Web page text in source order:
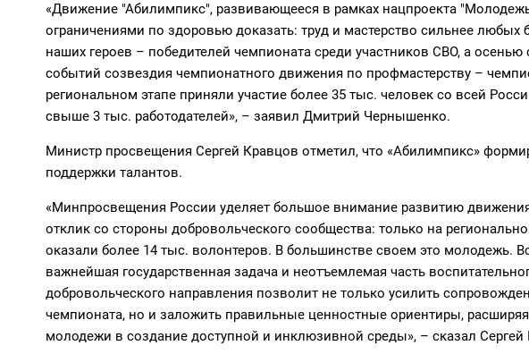
«Движение "Абилимпикс", развивающееся в рамках нацпроекта
ограничениями по здоровью доказать: труд и мастерство сильнее
наших героев – победителей чемпионата среди участников СВО, а
событий созвездия чемпионатного движения по профмастерству –
региональном этапе приняли участие более 35 тыс. человек со всей
свыше 3 тыс. работодателей», – заявил Дмитрий Чернышенко.
Министр просвещения Сергей Кравцов отметил, что «Абилимпикс»
поддержки талантов.
«Минпросвещения России уделяет большое внимание развитию
отклик со стороны добровольческого сообщества: только на
оказали более 14 тыс. волонтеров. В большинстве своем это молодежь.
важнейшая государственная задача и неотъемлемая часть
добровольческого направления позволит не только усилить
чемпионата, но и заложить правильные ценностные ориентиры,
молодежи в создание доступной и инклюзивной среды», – сказал Сергей